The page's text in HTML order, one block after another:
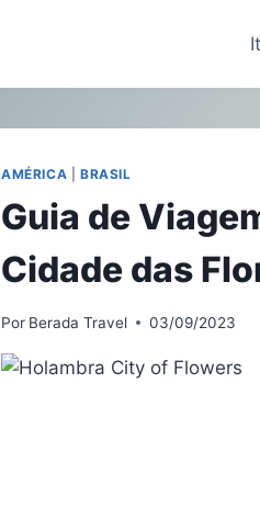
AMÉRICA BRASIL
Guia de
Cidade das
Por Berada Travel 03/09/2023